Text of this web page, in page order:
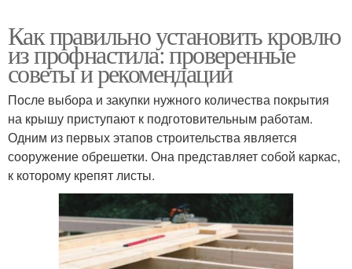
Как правильно установить кровлю
из профнастила: проверенные
советы и рекомендации
После выбора и закупки нужного количества покрытия
на крышу приступают к подготовительным работам.
Одним из первых этапов строительства является
сооружение обрешетки. Она представляет собой каркас,
к которому крепят листы.